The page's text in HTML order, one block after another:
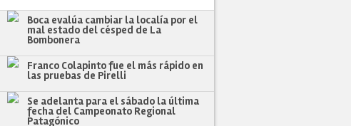
Boca evalúa cambiar la localía por el
mal estado del césped de La
Bombonera
Franco Colapinto fue el más rápido en
las pruebas de Pirelli
Se adelanta para el sábado la última
fecha del Campeonato Regional
Patagónico